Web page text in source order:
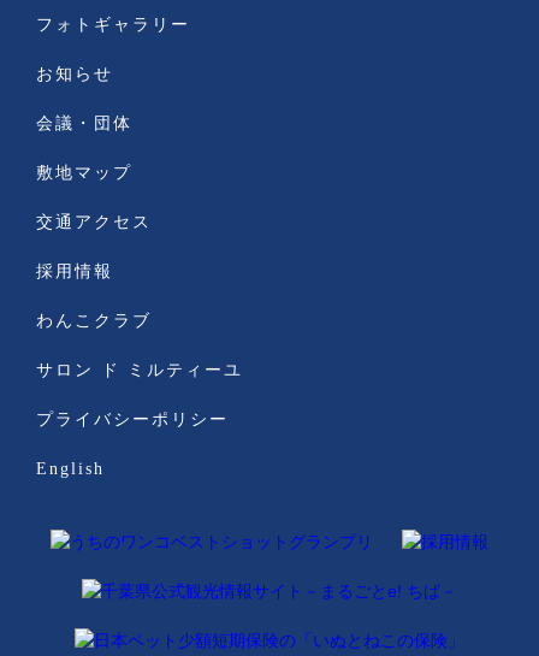
フォトギャラリー
お知らせ
会議・団体
敷地マップ
交通アクセス
採用情報
わんこクラブ
サロン ド ミルティーユ
プライバシーポリシー
English